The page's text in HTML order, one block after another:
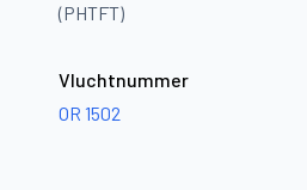
(PHTFT)
Vluchtnummer
OR 1502